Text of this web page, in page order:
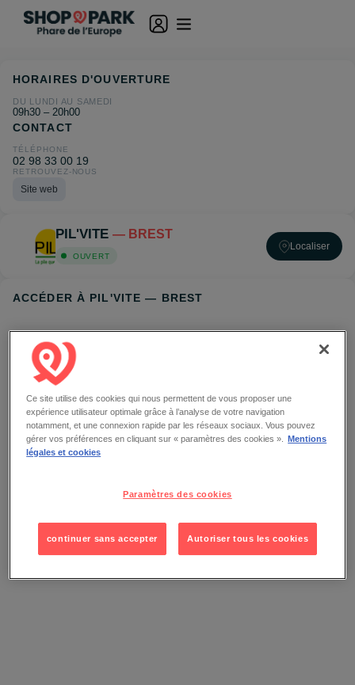
PIL'VITE — BREST
OUVERT
Localiser
ACCÉDER À PIL'VITE — BREST
HORAIRES D'OUVERTURE
DU LUNDI AU SAMEDI
09h30 – 20h00
CONTACT
TÉLÉPHONE
02 98 33 00 19
RETROUVEZ-NOUS
Site web
Ce site utilise des cookies qui nous permettent de vous proposer une
expérience utilisateur optimale grâce à l’analyse de votre navigation
notamment, et une connexion rapide par les réseaux sociaux. Vous pouvez
gérer vos préférences en cliquant sur « paramètres des cookies ».
Mentions
légales et cookies
Paramètres des cookies
continuer sans accepter Autoriser tous les cookies